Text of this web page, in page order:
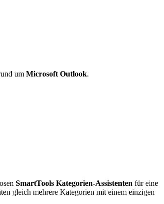
um Microsoft Outlook.
SmartTools Kategorien-Assistenten für eine
gleich mehrere Kategorien mit einem einzigen